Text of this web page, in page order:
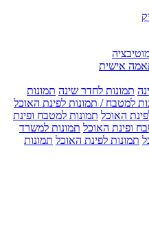
אישית
תמונות לחדר שינה תמונות
למטבח / תמונות לפינת האוכל
האוכל תמונות למטבח ופינת
ופינת האוכל תמונות למשרד
תמונות לפינת האוכל תמונות